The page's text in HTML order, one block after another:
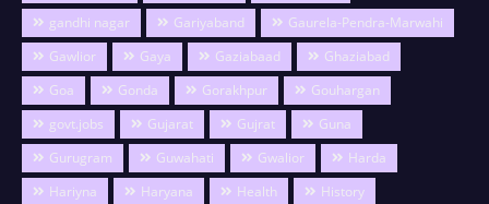
gandhi nagar
Gariyaband
Gaurela-Pendra-Marwahi
Gawlior
Gaya Gaziabaad
Ghaziabad
Goa
Gonda Gorakhpur
Gouhargan
govt.jobs
Gujarat Gujrat
Guna
Gurugram
Guwahati Gwalior
Harda
Hariyna
Haryana Health
History